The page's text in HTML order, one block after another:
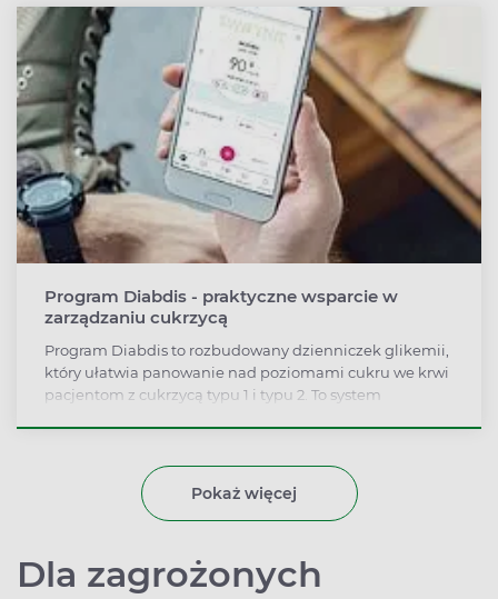
Program Diabdis - praktyczne wsparcie w
zarządzaniu cukrzycą
Program Diabdis to rozbudowany dzienniczek glikemii,
który ułatwia panowanie nad poziomami cukru we krwi
pacjentom z cukrzycą typu 1 i typu 2. To system
tworzenie raportów) ze wsparciem ekspertów -
edukatora diabetologicznego, dietetyka i psychologa.
Pokaż więcej
Dla zagrożonych